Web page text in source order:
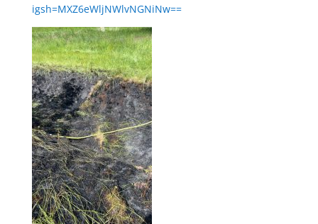
igsh=MXZ6eWljNWlvNGNiNw==